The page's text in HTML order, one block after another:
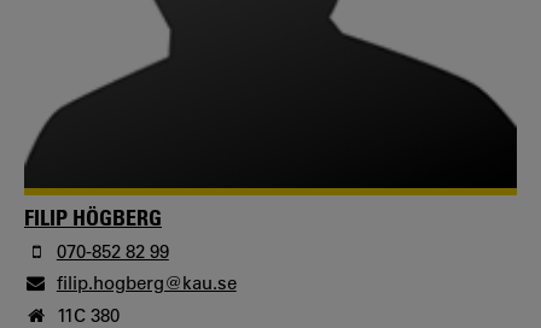
FILIP HÖGBERG
070-852 82 99
filip.hogberg@kau.se
11C 380